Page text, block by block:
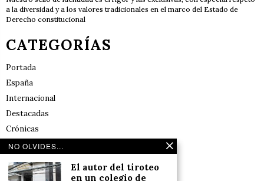
a la diversidad y a los valores tradicionales en el marco del Estado de
Derecho constitucional
CATEGORÍAS
Portada
España
Internacional
Destacadas
Crónicas
Noticias de deportes en España
Reflexiones
NO OLVIDES...
El autor del tiroteo
en un colegio de